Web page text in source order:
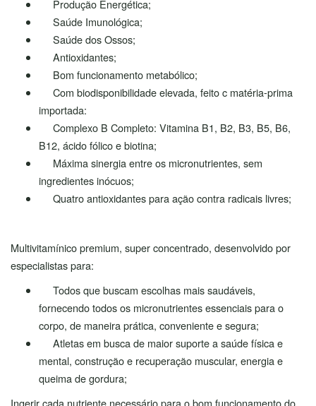
Produção Energética;
Saúde Imunológica;
Saúde dos Ossos;
Antioxidantes;
Bom funcionamento metabólico;
Com biodisponibilidade elevada, feito c matéria-prima
importada:
Complexo B Completo: Vitamina B1, B2, B3, B5, B6,
B12, ácido fólico e biotina;
Máxima sinergia entre os micronutrientes, sem
ingredientes inócuos;
Quatro antioxidantes para ação contra radicais livres;
Multivitamínico premium, super concentrado, desenvolvido por
especialistas para:
Todos que buscam escolhas mais saudáveis,
fornecendo todos os micronutrientes essenciais para o
corpo, de maneira prática, conveniente e segura;
Atletas em busca de maior suporte a saúde física e
mental, construção e recuperação muscular, energia e
queima de gordura;
Ingerir cada nutriente necessário para o bom funcionamento do